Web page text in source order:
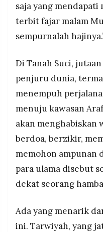
saja yang mendapati
terbit fajar malam
sempurnalah
Di Tanah Suci,
penjuru dunia,
menempuh
menuju kawasan
akan menghabiskan
berdoa, berzikir,
memohon ampunan
para ulama disebut
dekat seorang
Ada yang menarik
ini. Tarwiyah, yang